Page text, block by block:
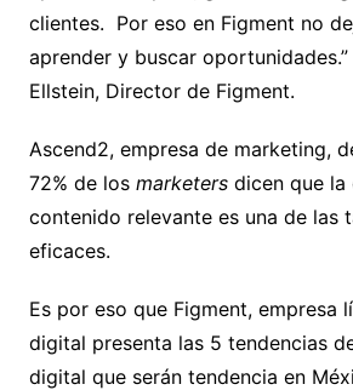
clientes. Por eso en Figment no
aprender y buscar
Ellstein, Director de Figment.
Ascend2, empresa de marketing,
72% de los marketersdicen que la
contenido relevante es una de las
eficaces.
Es por eso que Figment, empresa
digital presenta las 5 tendencias
digital que serán tendencia en